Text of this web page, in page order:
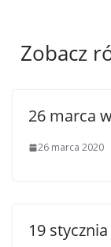
Zobacz
26 marca
26 marca 2020
19